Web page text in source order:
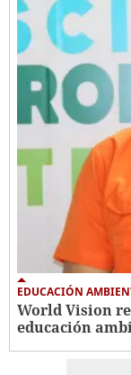
EDUCACIÓN
World Vision
educación